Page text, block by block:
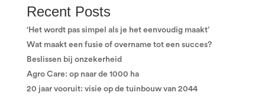
Recent Posts
‘Het wordt pas simpel als je het eenvoudig maakt’
Wat maakt een fusie of overname tot een succes?
Beslissen bij onzekerheid
Agro Care: op naar de 1000 ha
20 jaar vooruit: visie op de tuinbouw van 2044